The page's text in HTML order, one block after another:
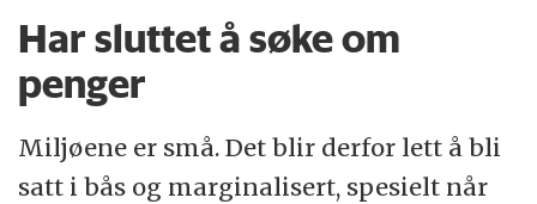
Har sluttet å søke om
penger
Miljøene er små. Det blir derfor lett å bli
satt i bås og marginalisert, spesielt når